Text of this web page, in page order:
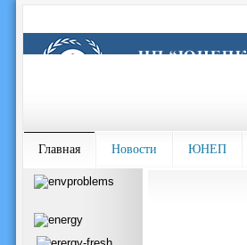
Главная Новости ЮНЕП